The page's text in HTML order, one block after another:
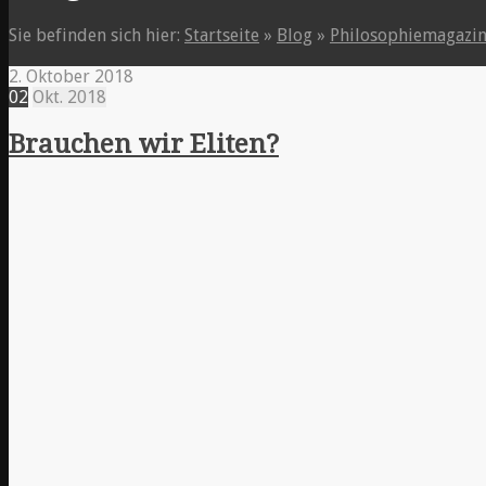
Sie befinden sich hier: Startseite » Blog » Philosophiemagazin
2. Oktober 2018
02 Okt. 2018
Brauchen wir Eliten?